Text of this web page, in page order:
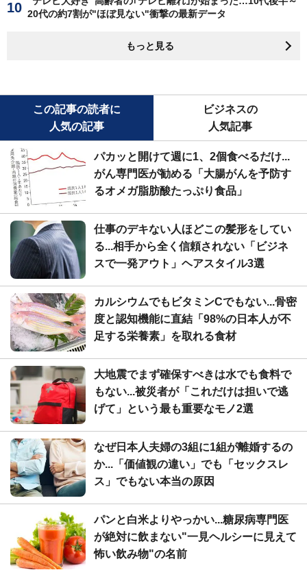
20代の約7割が"ほぼ見ない"衝撃の最新データ
もっと見る
この記事の読者に
人気の記事
ビジネスの
人気記事
パカッと開けて週に1、2個食べるだけ...
がん専門医が勧める「大腸がんを予防す
るオメガ脂肪酸たっぷり食品」
仕事のデキない人ほどこの髪形をしてい
る...相手から全く信頼されない「ビジネ
スで一発アウト」ヘアスタイル3選
カルシウムでもビタミンCでもない...骨密
度と認知機能に直結「98%の日本人が不
足する栄養素」を取れる食材
大地震でまず確保すべきは水でも食料で
もない...被災者が「これだけは担いで逃
げて」という最も重要なモノ2選
なぜ日本人夫婦の3組に1組が離婚するの
か...「価値観の違い」でも「セックスレ
ス」でもない本当の原因
パンと白米よりやっかい...糖尿病専門医
が絶対に飲まない"一見ヘルシーに見えて
怖い飲み物"の名前